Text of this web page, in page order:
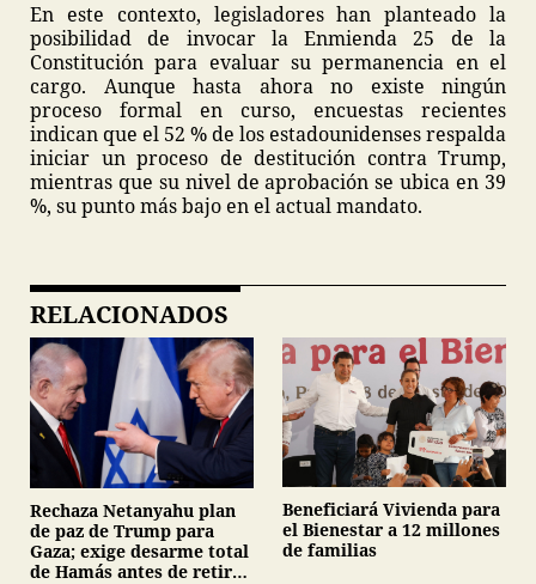
En este contexto, legisladores han planteado la
posibilidad de invocar la Enmienda 25 de la
Constitución para evaluar su permanencia en el
cargo. Aunque hasta ahora no existe ningún
proceso formal en curso, encuestas recientes
indican que el 52 % de los estadounidenses respalda
iniciar un proceso de destitución contra Trump,
mientras que su nivel de aprobación se ubica en 39
%, su punto más bajo en el actual mandato.
RELACIONADOS
Rechaza Netanyahu plan
de paz de Trump para
Gaza; exige desarme total
de Hamás antes de retirar
Beneficiará Vivienda para
el Bienestar a 12 millones
de familias